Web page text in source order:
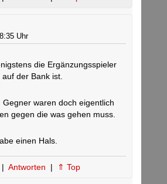
Uhr
die Ergänzungsspieler
der Bank ist.
Gegner waren doch eigentlich
gegen die was gehen muss.
einen Hals.
| Antworten | ⇑ Top